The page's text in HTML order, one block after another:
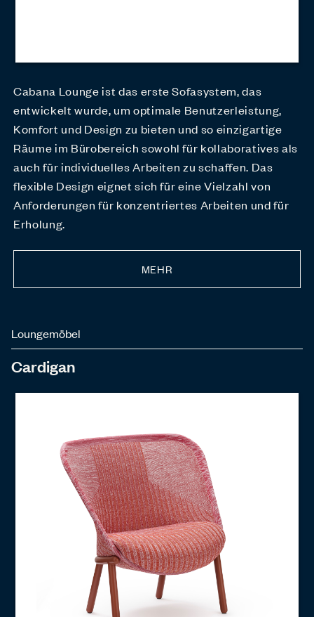
Cabana Lounge ist das erste Sofasystem, das
entwickelt wurde, um optimale Benutzerleistung,
Komfort und Design zu bieten und so einzigartige
Räume im Bürobereich sowohl für kollaboratives als
auch für individuelles Arbeiten zu schaffen. Das
flexible Design eignet sich für eine Vielzahl von
Anforderungen für konzentriertes Arbeiten und für
Erholung.
MEHR
Loungemöbel
Cardigan